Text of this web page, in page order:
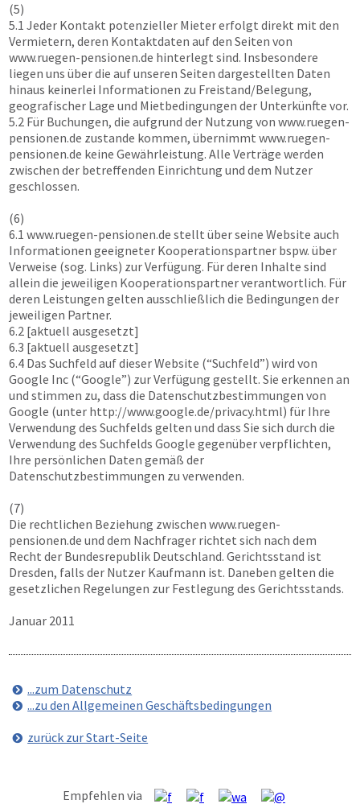
(5)
5.1 Jeder Kontakt potenzieller Mieter erfolgt direkt mit den
Vermietern, deren Kontaktdaten auf den Seiten von
www.ruegen-pensionen.de hinterlegt sind. Insbesondere
liegen uns über die auf unseren Seiten dargestellten Daten
hinaus keinerlei Informationen zu Freistand/Belegung,
geografischer Lage und Mietbedingungen der Unterkünfte vor.
5.2 Für Buchungen, die aufgrund der Nutzung von www.ruegen-
pensionen.de zustande kommen, übernimmt www.ruegen-
pensionen.de keine Gewährleistung. Alle Verträge werden
zwischen der betreffenden Einrichtung und dem Nutzer
geschlossen.
(6)
6.1 www.ruegen-pensionen.de stellt über seine Website auch
Informationen geeigneter Kooperationspartner bspw. über
Verweise (sog. Links) zur Verfügung. Für deren Inhalte sind
allein die jeweiligen Kooperationspartner verantwortlich. Für
deren Leistungen gelten ausschließlich die Bedingungen der
jeweiligen Partner.
6.2 [aktuell ausgesetzt]
6.3 [aktuell ausgesetzt]
6.4 Das Suchfeld auf dieser Website (“Suchfeld”) wird von
Google Inc (“Google”) zur Verfügung gestellt. Sie erkennen an
und stimmen zu, dass die Datenschutzbestimmungen von
Google (unter http://www.google.de/privacy.html) für Ihre
Verwendung des Suchfelds gelten und dass Sie sich durch die
Verwendung des Suchfelds Google gegenüber verpflichten,
Ihre persönlichen Daten gemäß der
Datenschutzbestimmungen zu verwenden.
(7)
Die rechtlichen Beziehung zwischen www.ruegen-
pensionen.de und dem Nachfrager richtet sich nach dem
Recht der Bundesrepublik Deutschland. Gerichtsstand ist
Dresden, falls der Nutzer Kaufmann ist. Daneben gelten die
gesetzlichen Regelungen zur Festlegung des Gerichtsstands.
Januar 2011
...zum Datenschutz
...zu den Allgemeinen Geschäftsbedingungen
zurück zur Start-Seite
Empfehlen via